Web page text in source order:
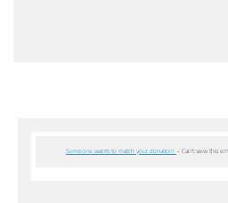
Someone wants to match your donation! – Can’t view this